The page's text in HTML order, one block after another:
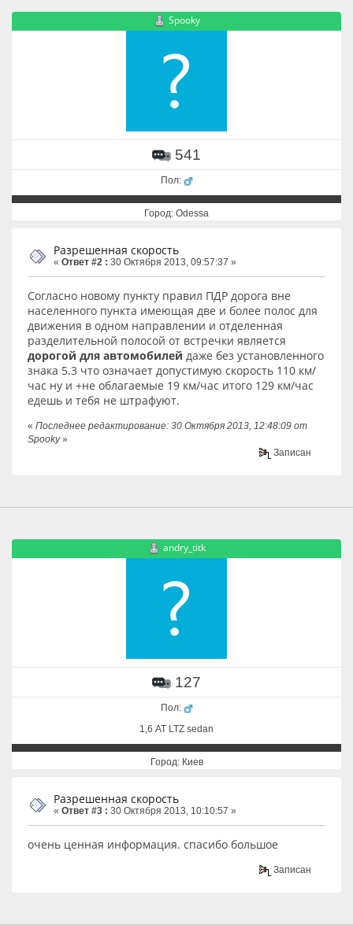
Spooky
541
Пол:
Город: Odessa
Разрешенная скорость
« Ответ #2 : 30 Октября 2013, 09:57:37 »
Согласно новому пункту правил ПДР дорога вне
населенного пункта имеющая две и более полос для
движения в одном направлении и отделенная
разделительной полосой от встречки является
дорогой для автомобилей даже без установленного
знака 5.3 что означает допустимую скорость 110 км/
час ну и +не облагаемые 19 км/час итого 129 км/час
едешь и тебя не штрафуют.
« Последнее редактирование: 30 Октября 2013, 12:48:09 от
Spooky»
Записан
andry_titk
127
Пол:
1,6 АТ LTZ sedan
Город: Киев
Разрешенная скорость
« Ответ #3 : 30 Октября 2013, 10:10:57 »
очень ценная информация. спасибо большое
Записан